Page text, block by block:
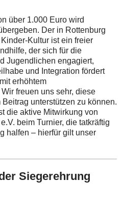
über 1.000 Euro wird
Der in Rottenburg
Kultur ist ein freier
der sich für die
Jugendlichen engagiert,
und Integration fördert
erhöhtem
freuen uns sehr, diese
unterstützen zu können.
die aktive Mitwirkung von
beim Turnier, die tatkräftig
halfen – hierfür gilt unser
Siegerehrung